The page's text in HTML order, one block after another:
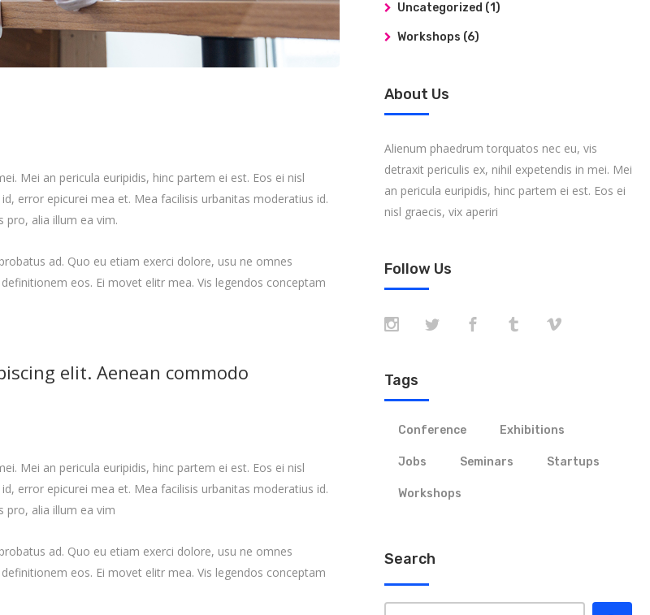
Mei an pericula euripidis, hinc partem ei est. Eos ei nisl
error epicurei mea et. Mea facilisis urbanitas moderatius id.
pro, alia illum ea vim.
ad. Quo eu etiam exerci dolore, usu ne omnes
eos. Ei movet elitr mea. Vis legendos conceptam
elit. Aenean commodo
Mei an pericula euripidis, hinc partem ei est. Eos ei nisl
error epicurei mea et. Mea facilisis urbanitas moderatius id.
pro, alia illum ea vim
ad. Quo eu etiam exerci dolore, usu ne omnes
eos. Ei movet elitr mea. Vis legendos conceptam
Uncategorized (1)
Workshops (6)
About Us
Alienum phaedrum torquatos nec eu, vis
detraxit periculis ex, nihil expetendis in mei. Mei
an pericula euripidis, hinc partem ei est. Eos ei
nisl graecis, vix aperiri
Follow Us
Tags
Conference Exhibitions
Jobs Seminars Startups
Workshops
Search